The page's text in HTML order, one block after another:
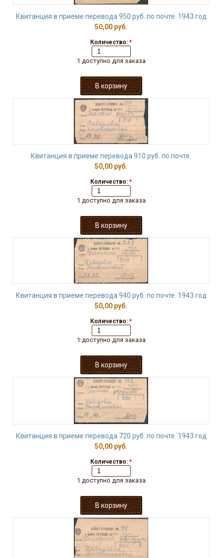
Квитанция в приеме перевода 950 руб. по почте. 1943 год
50,00 руб.
Количество: *
1 доступно для заказа
Квитанция в приеме перевода 910 руб. по почте.
50,00 руб.
Количество: *
1 доступно для заказа
Квитанция в приеме перевода 940 руб. по почте. 1943 год
50,00 руб.
Количество: *
1 доступно для заказа
Квитанция в приеме перевода 720 руб. по почте. 1943 год
50,00 руб.
Количество: *
1 доступно для заказа